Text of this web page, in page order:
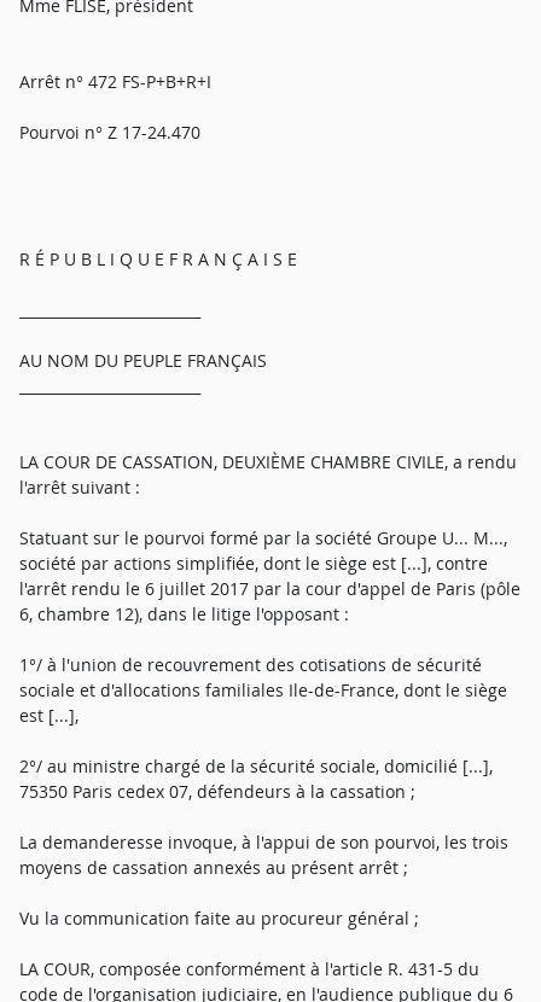
Mme FLISE, président
Arrêt n° 472 FS-P+B+R+I
Pourvoi n° Z 17-24.470
R É P U B L I Q U E F R A N Ç A I S E
AU NOM DU PEUPLE FRANÇAIS
LA COUR DE CASSATION, DEUXIÈME CHAMBRE CIVILE, a rendu
l'arrêt suivant :
Statuant sur le pourvoi formé par la société Groupe U... M...,
société par actions simplifiée, dont le siège est [...], contre
l'arrêt rendu le 6 juillet 2017 par la cour d'appel de Paris (pôle
6, chambre 12), dans le litige l'opposant :
1°/ à l'union de recouvrement des cotisations de sécurité
sociale et d'allocations familiales Ile-de-France, dont le siège
est [...],
2°/ au ministre chargé de la sécurité sociale, domicilié [...],
75350 Paris cedex 07, défendeurs à la cassation ;
La demanderesse invoque, à l'appui de son pourvoi, les trois
moyens de cassation annexés au présent arrêt ;
Vu la communication faite au procureur général ;
LA COUR, composée conformément à l'article R. 431-5 du
code de l'organisation judiciaire, en l'audience publique du 6